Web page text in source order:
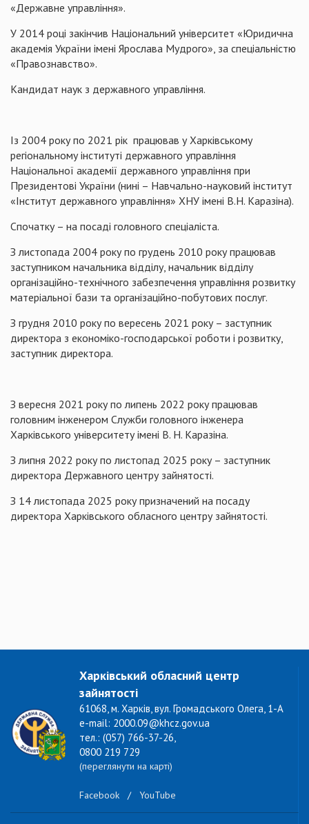
«Державне управління».
У 2014 році закінчив Національний університет «Юридична
академія України імені Ярослава Мудрого», за спеціальністю
«Правознавство».
Кандидат наук з державного управління.
Із 2004 року по 2021 рік працював у Харківському
регіональному інституті державного управління
Національної академії державного управління при
Президентові України (нині – Навчально-науковий інститут
«Інститут державного управління» ХНУ імені В.Н. Каразіна).
Спочатку – на посаді головного спеціаліста.
З листопада 2004 року по грудень 2010 року працював
заступником начальника відділу, начальник відділу
організаційно-технічного забезпечення управління розвитку
матеріальної бази та організаційно-побутових послуг.
З грудня 2010 року по вересень 2021 року – заступник
директора з економіко-господарської роботи і розвитку,
заступник директора.
З вересня 2021 року по липень 2022 року працював
головним інженером Служби головного інженера
Харківського університету імені В. Н. Каразіна.
З липня 2022 року по листопад 2025 року – заступник
директора Державного центру зайнятості.
З 14 листопада 2025 року призначений на посаду
директора Харківського обласного центру зайнятості.
Харківський обласний центр
зайнятості
61068, м. Харків, вул. Громадського Олега, 1-А
e-mail: 2000.09@khcz.gov.ua
тел.: (057) 766-37-26,
0800 219 729
(переглянути на карті)
Facebook / YouTube